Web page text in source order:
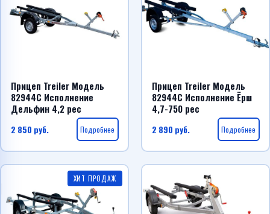
Прицеп Treiler Модель
82944С Исполнение
Дельфин 4,2 рес
2 850 руб. Подробнее
Прицеп Treiler Модель
82944С Исполнение Ёрш
4,7-750 рес
2 890 руб. Подробнее
ХИТ ПРОДАЖ